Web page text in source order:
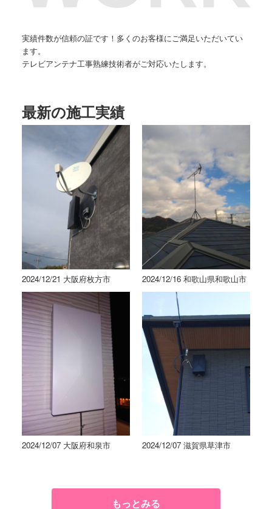
実績件数が信頼の証です！多くのお客様にご満足いただいてい
ます。
テレビアンテナ工事熟練技術者がご対応いたします。
最新の施工実績
2024/12/21 大阪府枚方市 2024/12/16 和歌山県和歌山市
2024/12/07 大阪府和泉市 2024/12/07 滋賀県草津市
もっとみる